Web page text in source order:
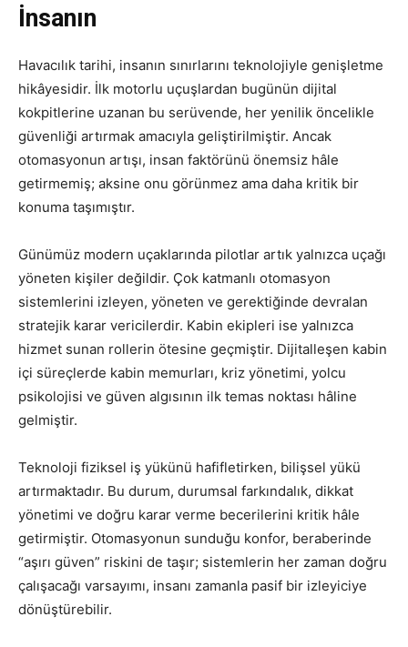
İnsanın
Havacılık tarihi, insanın sınırlarını teknolojiyle genişletme
hikâyesidir. İlk motorlu uçuşlardan bugünün dijital
kokpitlerine uzanan bu serüvende, her yenilik öncelikle
güvenliği artırmak amacıyla geliştirilmiştir. Ancak
otomasyonun artışı, insan faktörünü önemsiz hâle
getirmemiş; aksine onu görünmez ama daha kritik bir
konuma taşımıştır.
Günümüz modern uçaklarında pilotlar artık yalnızca uçağı
yöneten kişiler değildir. Çok katmanlı otomasyon
sistemlerini izleyen, yöneten ve gerektiğinde devralan
stratejik karar vericilerdir. Kabin ekipleri ise yalnızca
hizmet sunan rollerin ötesine geçmiştir. Dijitalleşen kabin
içi süreçlerde kabin memurları, kriz yönetimi, yolcu
psikolojisi ve güven algısının ilk temas noktası hâline
gelmiştir.
Teknoloji fiziksel iş yükünü hafifletirken, bilişsel yükü
artırmaktadır. Bu durum, durumsal farkındalık, dikkat
yönetimi ve doğru karar verme becerilerini kritik hâle
getirmiştir. Otomasyonun sunduğu konfor, beraberinde
“aşırı güven” riskini de taşır; sistemlerin her zaman doğru
çalışacağı varsayımı, insanı zamanla pasif bir izleyiciye
dönüştürebilir.